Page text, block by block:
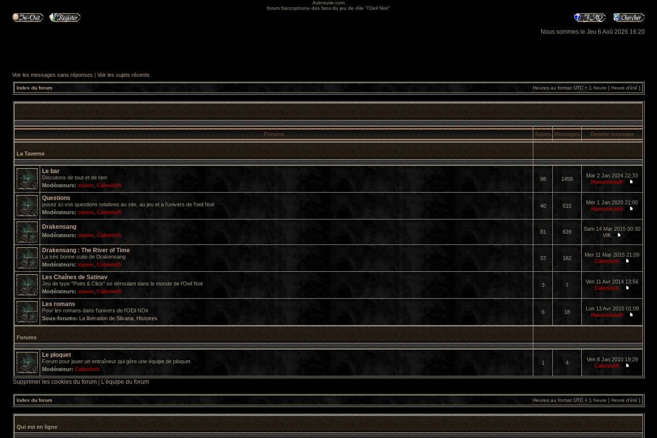
Aventurie.com
forum francophone des fans du jeu de rôle "l'Oeil Noir"
Nous sommes le Jeu 6 Aoû 2026 16:20
Voir les messages sans réponses | Voir les sujets récents
Index du forum Heures au format UTC + 1 heure [ Heure d’été ]
Forums Sujets Messages Dernier message
La Taverne
Le bar
Discutons de tout et de rien
Modérateurs: stpere Calenloth
98 1458
Mar 2 Jan 2024 22:33
Hanselmault
Questions
posez ici vos questions relatives au site, au jeu et a l'univers de l'oeil Noir
Modérateurs: stpere Calenloth
40 515
Mer 1 Jan 2020 21:00
Hanselmault
Drakensang
Modérateurs: stpere Calenloth
81 639
Sam 14 Mar 2015 00:30
VIK
Drakensang : The River of Time
La très bonne suite de Drakensang
Modérateurs: stpere Calenloth
37 182
Mer 11 Mar 2015 21:09
Calenloth
Les Chaînes de Satinav
Jeu de type "Point & Click" se déroulant dans le monde de l'Oeil Noir
Modérateurs: stpere Calenloth
3 7
Ven 11 Avr 2014 13:56
Calenloth
Les romans
Pour les romans dans l'univers de l'OEil NOir
Sous-forums: La libération de Silvana Histoires
6 18
Lun 13 Avr 2015 01:09
Hanselmault
Forums
Le ploquet
Forum pour jouer un entraîneur qui gère une équipe de ploquet.
Modérateur: Calenloth
1 4
Ven 8 Jan 2010 19:29
Calenloth
Supprimer les cookies du forum L’équipe du forum
Index du forum Heures au format UTC + 1 heure [ Heure d’été ]
Qui est en ligne